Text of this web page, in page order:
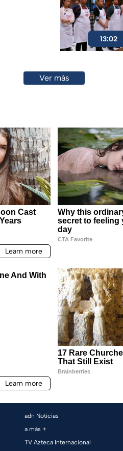
13:02
Ver más
adn Noticias
a más +
TV Azteca Internacional